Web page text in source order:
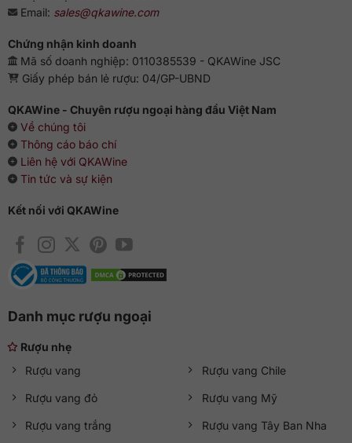
Email: sales@qkawine.com
Chứng nhận kinh doanh
Mã số doanh nghiệp: 0110385539 - QKAWine JSC
Giấy phép bán lẻ rượu: 04/GP-UBND
QKAWine - Chuyên rượu ngoại hàng đầu Việt Nam
Về chúng tôi
Thông cáo báo chí
Liên hệ với QKAWine
Tin tức và sự kiện
Kết nối với QKAWine
Danh mục rượu ngoại
Rượu nhẹ
Rượu vang
Rượu vang đỏ
Rượu vang trắng
Rượu vang Chile
Rượu vang Mỹ
Rượu vang Tây Ban Nha